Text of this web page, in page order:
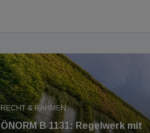
RECHT & RAHMEN
ÖNORM B 1131: Regelwerk mit